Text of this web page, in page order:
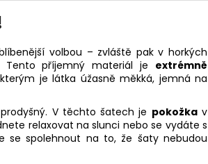
volbou – zvláště pak v horkých
příjemný materiál je extrémně
je látka úžasně měkká, jemná na
V těchto šatech je pokožkav
relaxovat na slunci nebo se vydáte s
se spolehnout na to, že šaty nebudou